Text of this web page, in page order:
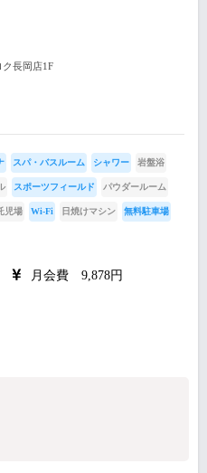
長岡店1F
スパ・バスルーム シャワー 岩盤浴
スポーツフィールド パウダールーム
児場 Wi-Fi 日焼けマシン 無料駐車場
月会費 9,878円